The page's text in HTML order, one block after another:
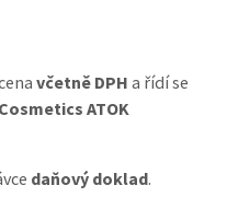
včetně DPH a řídí se
Cosmetics ATOK
daňový doklad.